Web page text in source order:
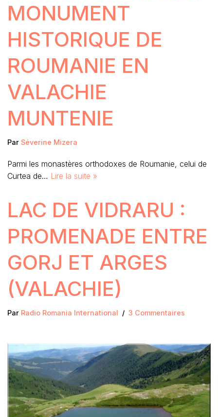
MONUMENT
HISTORIQUE DE
ROUMANIE EN
VALACHIE
MUNTENIE
Par Séverine Mizera
Parmi les monastères orthodoxes de Roumanie, celui de
Curtea de… Lire la suite »
LAC DE VIDRARU :
PROMENADE ENTRE
GORJ ET ARGES
(VALACHIE)
Par Radio Romania International 3 Commentaires